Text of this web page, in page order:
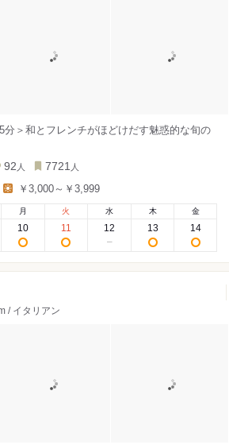
分＞和とフレンチがほどけだす魅惑的な旬の
92 人 7721 人
￥3,000～￥3,999
月
10
火
11
水
12
木
13
金
14
/ イタリアン